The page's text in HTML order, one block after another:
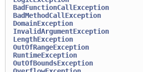
BadFunctionCallException
BadMethodCallException
DomainException
InvalidArgumentException
LengthException
OutOfRangeException
RuntimeException
OutOfBoundsException